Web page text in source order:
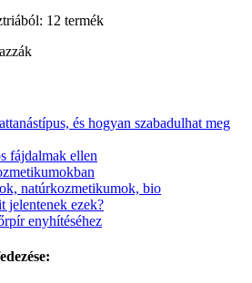
12 termék
és hogyan szabadulhat meg
fájdalmak ellen
natúrkozmetikumok, bio
jelentenek ezek?
enyhítéséhez